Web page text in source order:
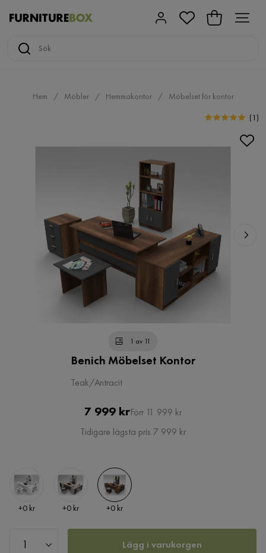
Hem Möbler Hemmakontor
Möbelset för kontor
(1 )
1 av 11
Benich Möbelset Kontor
Teak/Antracit
Pris
7 999 krOriginal
Pris
Förr 11 999 kr
Tidigare lägsta pris 7 999 kr
Pris
+0 kr Pris
+0 kr Pris
+0 kr
Lägg i varukorgen